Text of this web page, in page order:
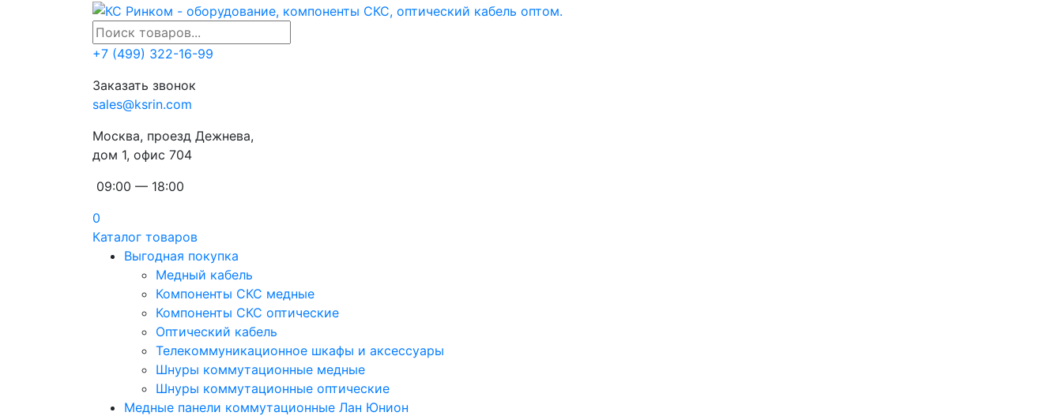
+7 (499) 322-16-99
Заказать звонок
sales@ksrin.com
Москва, проезд Дежнева,
дом 1, офис 704
09:00 — 18:00
0
Каталог товаров
Выгодная покупка
Медный кабель
Компоненты СКС медные
Компоненты СКС оптические
Оптический кабель
Телекоммуникационное шкафы и аксессуары
Шнуры коммутационные медные
Шнуры коммутационные оптические
Медные панели коммутационные Лан Юнион